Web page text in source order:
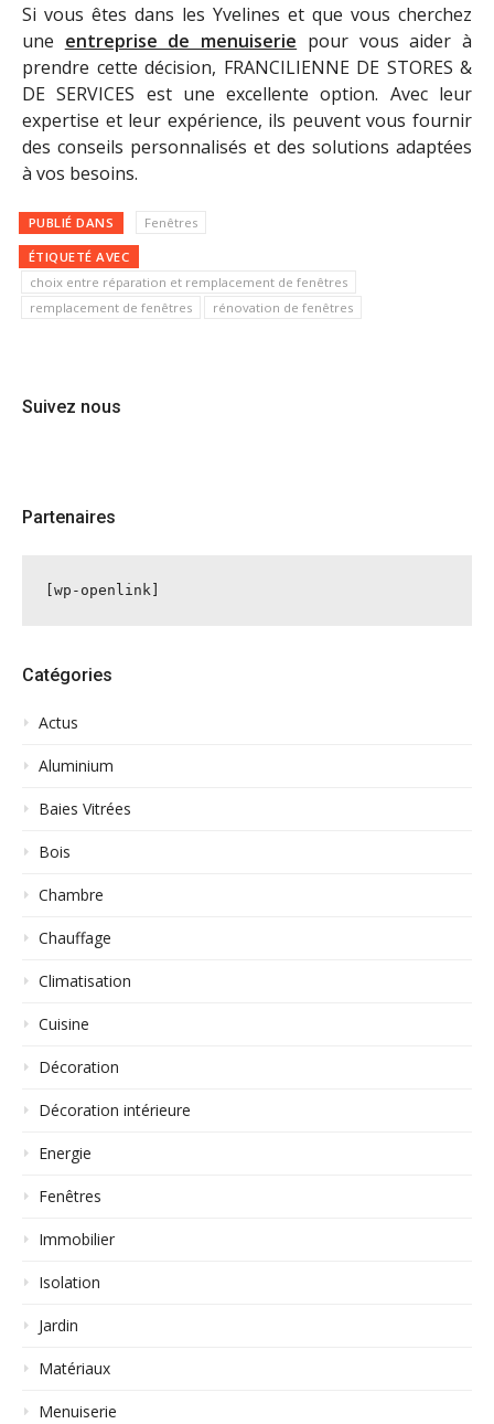
Si vous êtes dans les Yvelines et que vous cherchez
une entreprise de menuiserie pour vous aider à
prendre cette décision, FRANCILIENNE DE STORES &
DE SERVICES est une excellente option. Avec leur
expertise et leur expérience, ils peuvent vous fournir
des conseils personnalisés et des solutions adaptées
à vos besoins.
PUBLIÉ DANS Fenêtres
ÉTIQUETÉ AVEC
choix entre réparation et remplacement de fenêtres
remplacement de fenêtres
rénovation de fenêtres
Suivez nous
Partenaires
[wp-openlink]
Catégories
Actus
Aluminium
Baies Vitrées
Bois
Chambre
Chauffage
Climatisation
Cuisine
Décoration
Décoration intérieure
Energie
Fenêtres
Immobilier
Isolation
Jardin
Matériaux
Menuiserie